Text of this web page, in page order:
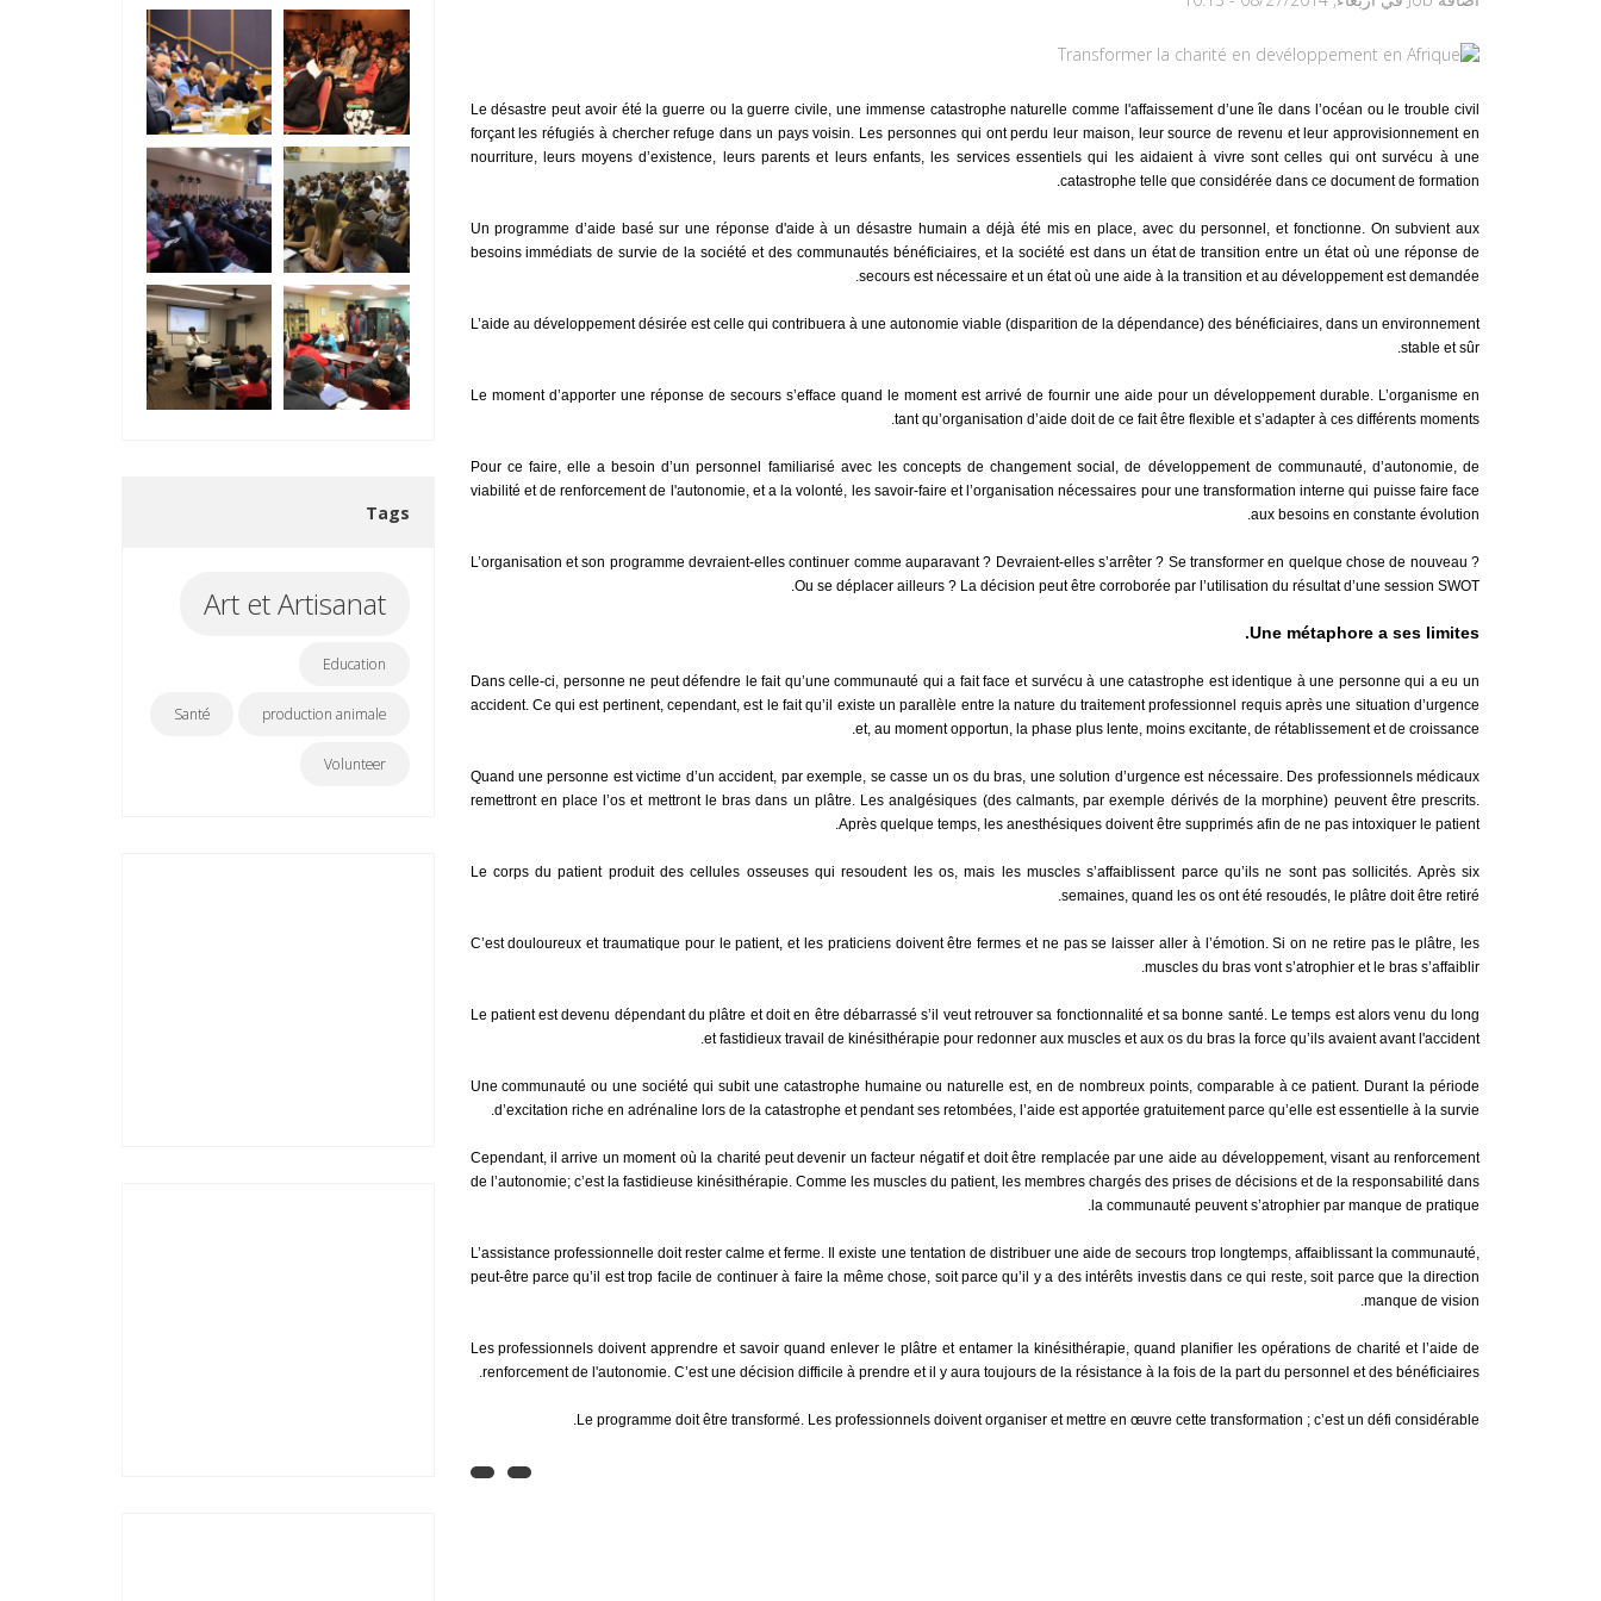
Le désastre peut avoir été la guerre ou la guerre civile, une immense catastrophe naturelle comme l'affaissement d’une île dans l’océan ou le trouble civil
forçant les réfugiés à chercher refuge dans un pays voisin. Les personnes qui ont perdu leur maison, leur source de revenu et leur approvisionnement en
nourriture, leurs moyens d’existence, leurs parents et leurs enfants, les services essentiels qui les aidaient à vivre sont celles qui ont survécu à une
catastrophe telle que considérée dans ce document de formation.
Un programme d’aide basé sur une réponse d'aide à un désastre humain a déjà été mis en place, avec du personnel, et fonctionne. On subvient aux
besoins immédiats de survie de la société et des communautés bénéficiaires, et la société est dans un état de transition entre un état où une réponse de
secours est nécessaire et un état où une aide à la transition et au développement est demandée.
L’aide au développement désirée est celle qui contribuera à une autonomie viable (disparition de la dépendance) des bénéficiaires, dans un environnement
stable et sûr.
Le moment d’apporter une réponse de secours s’efface quand le moment est arrivé de fournir une aide pour un développement durable. L’organisme en
tant qu’organisation d’aide doit de ce fait être flexible et s’adapter à ces différents moments.
Pour ce faire, elle a besoin d’un personnel familiarisé avec les concepts de changement social, de développement de communauté, d’autonomie, de
viabilité et de renforcement de l'autonomie, et a la volonté, les savoir-faire et l’organisation nécessaires pour une transformation interne qui puisse faire face
aux besoins en constante évolution.
L’organisation et son programme devraient-elles continuer comme auparavant ? Devraient-elles s’arrêter ? Se transformer en quelque chose de nouveau ?
Ou se déplacer ailleurs ? La décision peut être corroborée par l’utilisation du résultat d’une session SWOT.
Une métaphore a ses limites.
Dans celle-ci, personne ne peut défendre le fait qu’une communauté qui a fait face et survécu à une catastrophe est identique à une personne qui a eu un
accident. Ce qui est pertinent, cependant, est le fait qu’il existe un parallèle entre la nature du traitement professionnel requis après une situation d’urgence
et, au moment opportun, la phase plus lente, moins excitante, de rétablissement et de croissance.
Quand une personne est victime d’un accident, par exemple, se casse un os du bras, une solution d’urgence est nécessaire. Des professionnels médicaux
remettront en place l’os et mettront le bras dans un plâtre. Les analgésiques (des calmants, par exemple dérivés de la morphine) peuvent être prescrits.
Après quelque temps, les anesthésiques doivent être supprimés afin de ne pas intoxiquer le patient.
Le corps du patient produit des cellules osseuses qui resoudent les os, mais les muscles s’affaiblissent parce qu’ils ne sont pas sollicités. Après six
semaines, quand les os ont été resoudés, le plâtre doit être retiré.
C’est douloureux et traumatique pour le patient, et les praticiens doivent être fermes et ne pas se laisser aller à l’émotion. Si on ne retire pas le plâtre, les
muscles du bras vont s’atrophier et le bras s’affaiblir.
Le patient est devenu dépendant du plâtre et doit en être débarrassé s’il veut retrouver sa fonctionnalité et sa bonne santé. Le temps est alors venu du long
et fastidieux travail de kinésithérapie pour redonner aux muscles et aux os du bras la force qu’ils avaient avant l'accident.
Une communauté ou une société qui subit une catastrophe humaine ou naturelle est, en de nombreux points, comparable à ce patient. Durant la période
d’excitation riche en adrénaline lors de la catastrophe et pendant ses retombées, l’aide est apportée gratuitement parce qu’elle est essentielle à la survie.
Cependant, il arrive un moment où la charité peut devenir un facteur négatif et doit être remplacée par une aide au développement, visant au renforcement
de l’autonomie; c’est la fastidieuse kinésithérapie. Comme les muscles du patient, les membres chargés des prises de décisions et de la responsabilité dans
la communauté peuvent s’atrophier par manque de pratique.
L’assistance professionnelle doit rester calme et ferme. Il existe une tentation de distribuer une aide de secours trop longtemps, affaiblissant la communauté,
peut-être parce qu’il est trop facile de continuer à faire la même chose, soit parce qu’il y a des intérêts investis dans ce qui reste, soit parce que la direction
manque de vision.
Les professionnels doivent apprendre et savoir quand enlever le plâtre et entamer la kinésithérapie, quand planifier les opérations de charité et l’aide de
renforcement de l'autonomie. C’est une décision difficile à prendre et il y aura toujours de la résistance à la fois de la part du personnel et des bénéficiaires.
Le programme doit être transformé. Les professionnels doivent organiser et mettre en œuvre cette transformation ; c’est un défi considérable.
Tags
Art et Artisanat
Education
production animale
Santé
Volunteer